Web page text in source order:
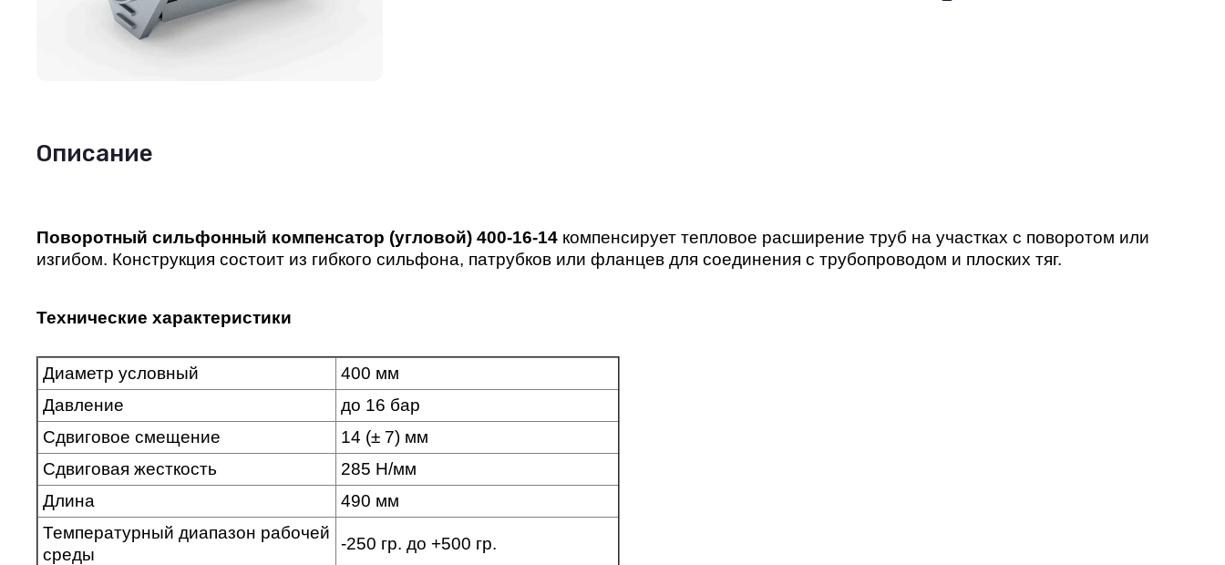
Описание
Поворотный сильфонный компенсатор (угловой) 400-16-14 компенсирует тепловое расширение труб на участках с поворотом или
изгибом. Конструкция состоит из гибкого сильфона, патрубков или фланцев для соединения с трубопроводом и плоских тяг.
Технические характеристики
Диаметр условный
400 мм
Давление
до 16 бар
Сдвиговое смещение
14 (± 7) мм
Сдвиговая жесткость
285 Н/мм
Длина
490 мм
Температурный диапазон рабочей
среды
-250 гр. до +500 гр.